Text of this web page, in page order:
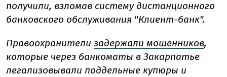
получили, взломав систему дистанционного
банковского обслуживания "Клиент-банк".
Правоохранители задержали мошенников,
которые через банкоматы в Закарпатье
легализовывали поддельные купюры и